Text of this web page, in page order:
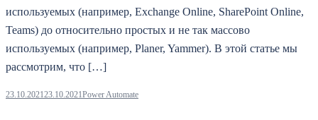
используемых (например, Exchange Online, SharePoint Online,
Teams) до относительно простых и не так массово
используемых (например, Planer, Yammer). В этой статье мы
рассмотрим, что […]
23.10.202123.10.2021Power Automate